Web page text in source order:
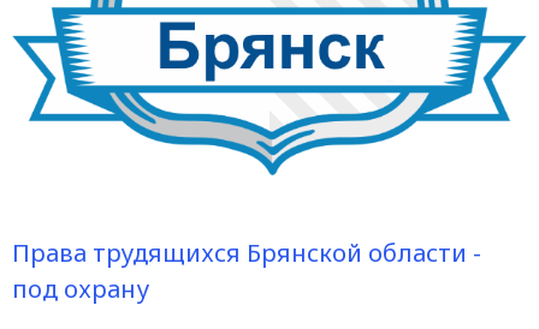
Права трудящихся Брянской области -
под охрану